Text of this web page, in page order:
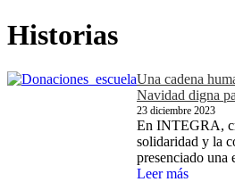
Historias
Una cadena
Navidad digna
23 diciembre 2023
En INTEGRA,
solidaridad y la
presenciado una
Leer más